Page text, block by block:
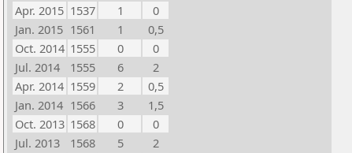
Apr. 2015 1537 1
0
Jan. 2015 1561 1
0,5
Oct. 2014 1555 0
0
Jul. 2014
1555 6
2
Apr. 2014 1559 2
0,5
Jan. 2014 1566 3
1,5
Oct. 2013 1568 0
0
Jul. 2013
1568 5
2